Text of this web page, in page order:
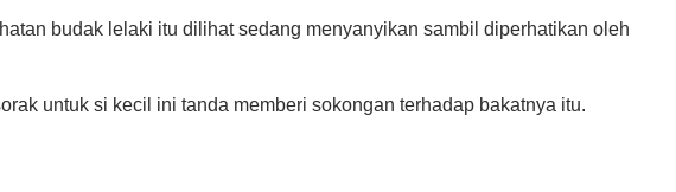
budak lelaki itu dilihat sedang menyanyikan sambil diperhatikan oleh
untuk si kecil ini tanda memberi sokongan terhadap bakatnya itu.